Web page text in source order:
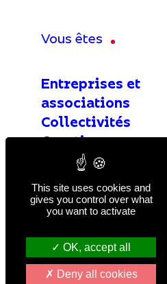
Vous êtes
Entreprises et
associations
Collectivités
Courtiers
Agents de la
This site uses cookies and
gives you control over what
you want to activate
OK, accept all
Deny all cookies